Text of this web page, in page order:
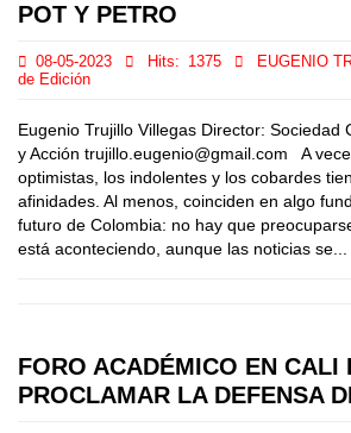
POT Y PETRO
08-05-2023 Hits: 1375 EUGENIO
de Edición
Eugenio Trujillo Villegas Director: Sociedad
y Acción trujillo.eugenio@gmail.com A
optimistas, los indolentes y los cobardes
afinidades. Al menos, coinciden en algo
futuro de Colombia: no hay que
está aconteciendo, aunque las noticias se...
FORO ACADÉMICO EN CALI
PROCLAMAR LA DEFENSA